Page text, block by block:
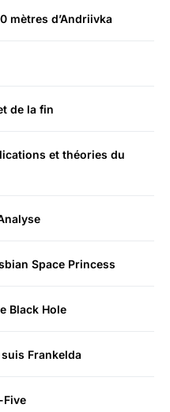
mètres d’Andriivka
de la fin
et théories du
Space Princess
Black Hole
Frankelda
Five